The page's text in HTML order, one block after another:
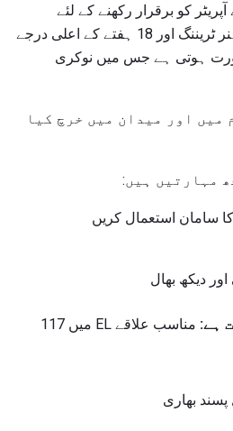
کو برقرار رکھنے کے لئے
ملازمت کی تربیت بنیادی ہنر ٹریننگ اور 18 ہفتے کے اعلی درجے
ہوتی ہے جس میں نوکری
میں اور میدان میں خرچ کیا
مہارتیں ہیں:
سامان استعمال کریں
دیکھ بھال
مناسب علاقے EL میں 117
پسند بھاری